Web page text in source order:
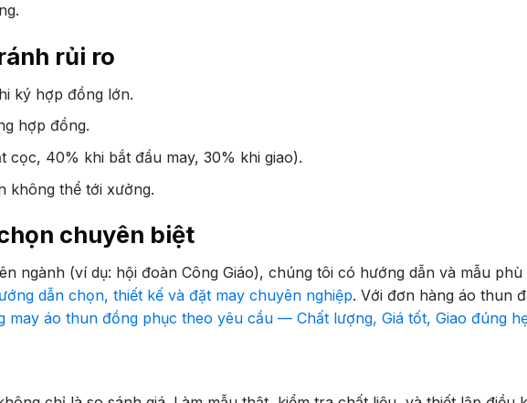
rủi ro
ký hợp đồng lớn.
hợp đồng.
cọc, 40% khi bắt đầu may, 30% khi giao).
không thể tới xưởng.
chuyên biệt
ngành (ví dụ: hội đoàn Công Giáo), chúng tôi có hướng dẫn và mẫu phù
dẫn chọn, thiết kế và đặt may chuyên nghiệp. Với đơn hàng áo thun
may áo thun đồng phục theo yêu cầu — Chất lượng, Giá tốt, Giao đúng